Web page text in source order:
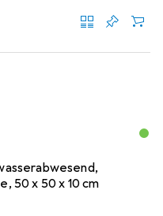
50 x 50 x 10 cm